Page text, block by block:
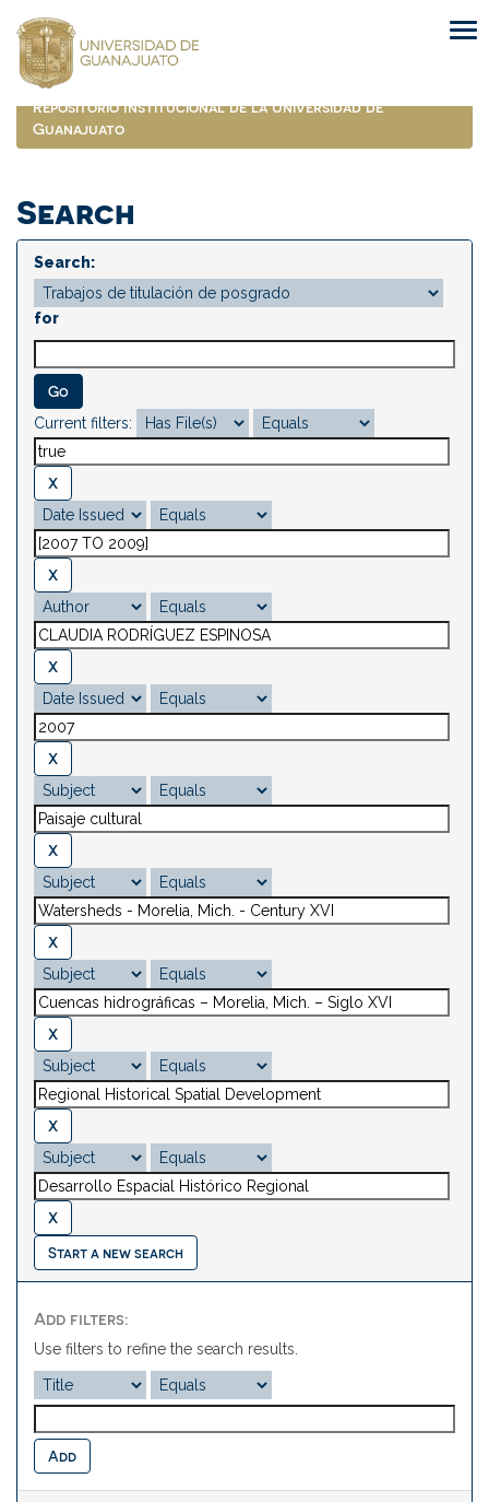
navigation
Repositorio Institucional de la Universidad de
Guanajuato
Search
Search:
for
Current filters:
Start a new search
Add filters:
Use filters to refine the search results.